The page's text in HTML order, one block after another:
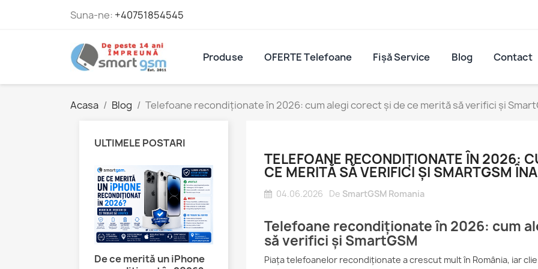
Suna-ne: +40751854545
Produse OFERTE Telefoane Fișă Service Blog Contact
Acasa Blog Telefoane recondiționate în 2026: cum alegi corect și de ce merită să verifici și
ULTIMELE POSTARI
De ce merită un iPhone
Telefoane
Service iPhone Sibiu –
TELEFOANE RECONDIȚIONATE ÎN 2026:
CE MERITĂ SĂ VERIFICI ȘI SMARTGSM
04.06.2026 De SmartGSM Romania
Telefoane recondiționate în 2026: cum
să verifici și SmartGSM
Piața telefoanelor recondiționate a crescut mult în România, iar